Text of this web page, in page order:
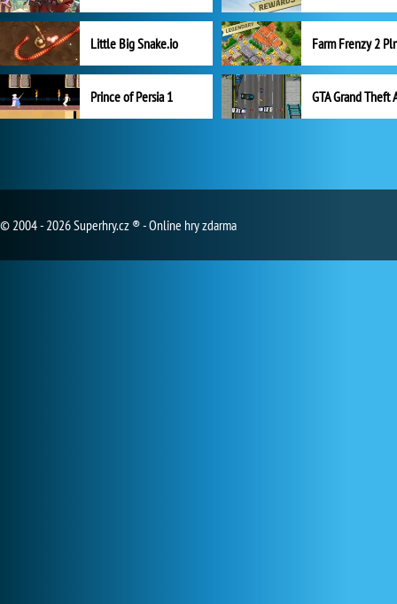
Little Big Snake.io
Prince of Persia 1 GTA Grand Theft
© 2004 - 2026 Superhry.cz ® - Online hry zdarma